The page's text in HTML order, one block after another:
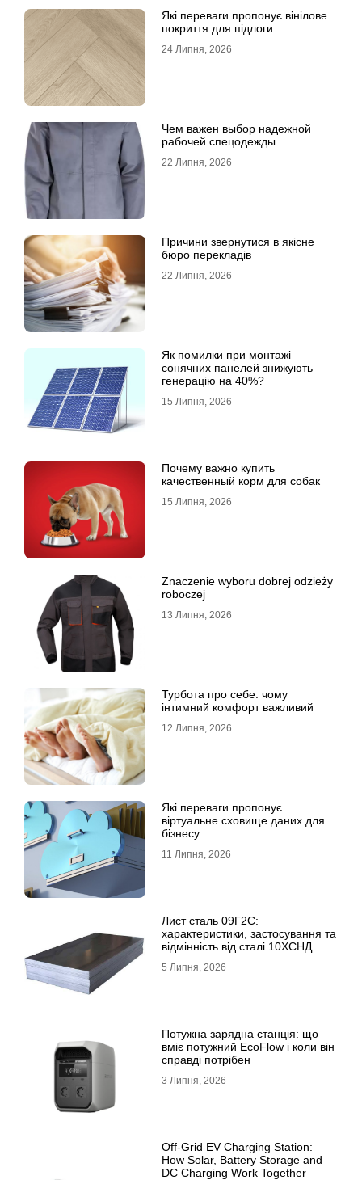
Які переваги пропонує вінілове
покриття для підлоги
24 Липня, 2026
Чем важен выбор надежной
рабочей спецодежды
22 Липня, 2026
Причини звернутися в якісне
бюро перекладів
22 Липня, 2026
Як помилки при монтажі
сонячних панелей знижують
генерацію на 40%?
15 Липня, 2026
Почему важно купить
качественный корм для собак
15 Липня, 2026
Znaczenie wyboru dobrej odzieży
roboczej
13 Липня, 2026
Турбота про себе: чому
інтимний комфорт важливий
12 Липня, 2026
Які переваги пропонує
віртуальне сховище даних для
бізнесу
11 Липня, 2026
Лист сталь 09Г2С:
характеристики, застосування та
відмінність від сталі 10ХСНД
5 Липня, 2026
Потужна зарядна станція: що
вміє потужний EcoFlow і коли він
справді потрібен
3 Липня, 2026
Off-Grid EV Charging Station:
How Solar, Battery Storage and
DC Charging Work Together